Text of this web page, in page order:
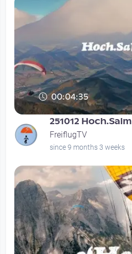
00:04:35
251012 Hoch.Salm
FreiflugTV
since 9 months 3 weeks